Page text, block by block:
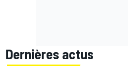
Dernières actus